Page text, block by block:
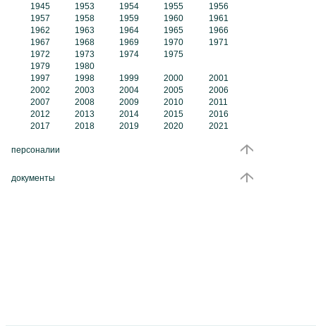
1945 1953 1954 1955
1956
1957
1958 1959 1960
1961
1962
1963 1964 1965
1966
1967
1968 1969 1970
1971
1972
1973 1974
1975
1979
1980
1997
1998 1999 2000
2001
2002
2003 2004 2005
2006
2007
2008 2009 2010
2011
2012
2013 2014 2015
2016
2017
2018 2019 2020 2021
персоналии
документы